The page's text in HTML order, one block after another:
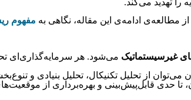
را تهدید می‌کند.
مطالعه‌ی ادامه‌ی این مقاله، نگاهی به مفهوم
غیرسیستماتیک می‌شود. هر سرمایه‌گذاری‌ای
از تحلیل تکنیکال، تحلیل بنیادی و
تا حدی قابل‌پیش‌بینی و بهره‌برداری از